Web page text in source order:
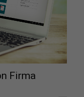
Firma